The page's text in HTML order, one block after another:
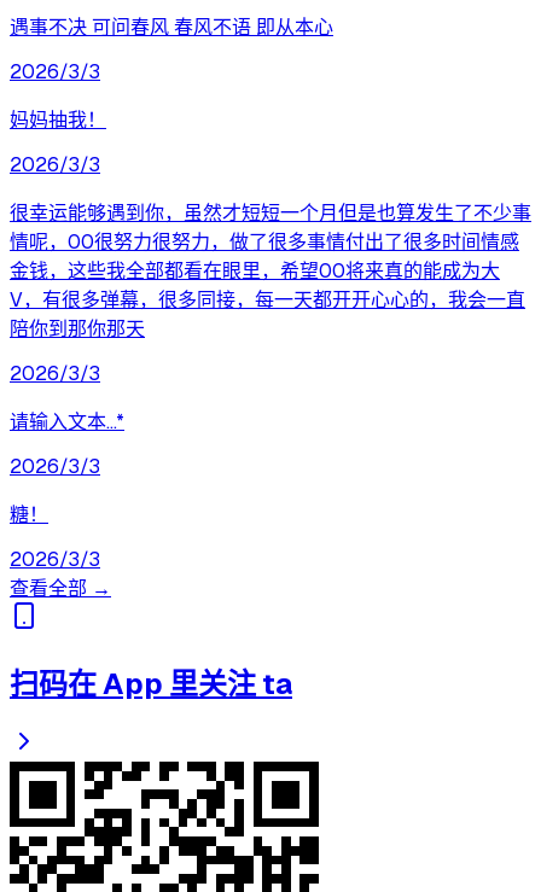
遇事不决 可问春风 春风不语 即从本心
2026/3/3
妈妈抽我！
2026/3/3
很幸运能够遇到你，虽然才短短一个月但是也算发生了不少事
情呢，00很努力很努力，做了很多事情付出了很多时间情感
金钱，这些我全部都看在眼里，希望00将来真的能成为大
V，有很多弹幕，很多同接，每一天都开开心心的，我会一直
陪你到那你那天
2026/3/3
请输入文本...*
2026/3/3
糖！
2026/3/3
查看全部 →
扫码在 App 里关注 ta